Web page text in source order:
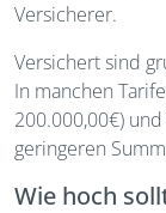
Versicherer.
Versichert sind
In manchen
200.000,00€)
geringeren
Wie hoch